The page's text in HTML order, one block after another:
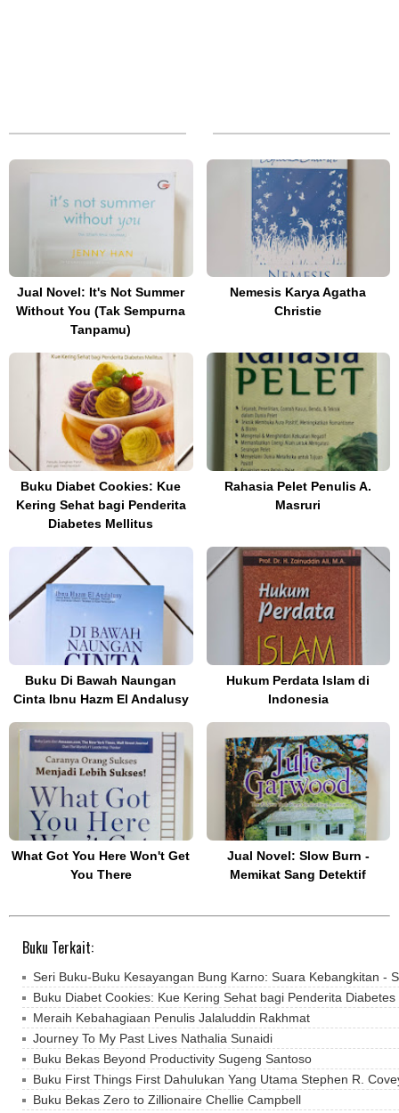
Jual Novel: It's Not Summer
Without You (Tak Sempurna
Tanpamu)
Nemesis Karya Agatha
Christie
Buku Diabet Cookies: Kue
Kering Sehat bagi Penderita
Diabetes Mellitus
Rahasia Pelet Penulis A.
Masruri
Buku Di Bawah Naungan
Cinta Ibnu Hazm El Andalusy
Hukum Perdata Islam di
Indonesia
What Got You Here Won't Get
You There
Jual Novel: Slow Burn -
Memikat Sang Detektif
Buku Terkait:
Seri Buku-Buku Kesayangan Bung Karno: Suara Kebangkitan -
Buku Diabet Cookies: Kue Kering Sehat bagi Penderita Diabetes
Meraih Kebahagiaan Penulis Jalaluddin Rakhmat
Journey To My Past Lives Nathalia Sunaidi
Buku Bekas Beyond Productivity Sugeng Santoso
Buku First Things First Dahulukan Yang Utama Stephen R.
Buku Bekas Zero to Zillionaire Chellie Campbell